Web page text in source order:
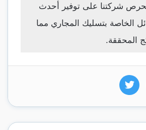
شركتنا على توفير أحدث
الخاصة بتسليك المجاري مما
المحققة.
تويتر